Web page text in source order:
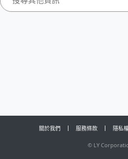
關於我們 服務條款 隱私
© LY